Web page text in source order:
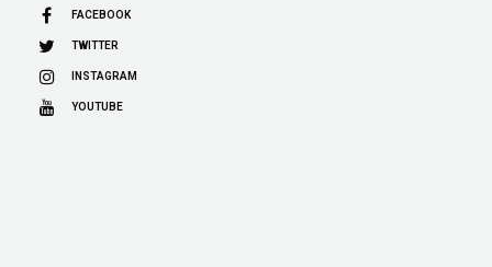
FACEBOOK
TWITTER
INSTAGRAM
YOUTUBE